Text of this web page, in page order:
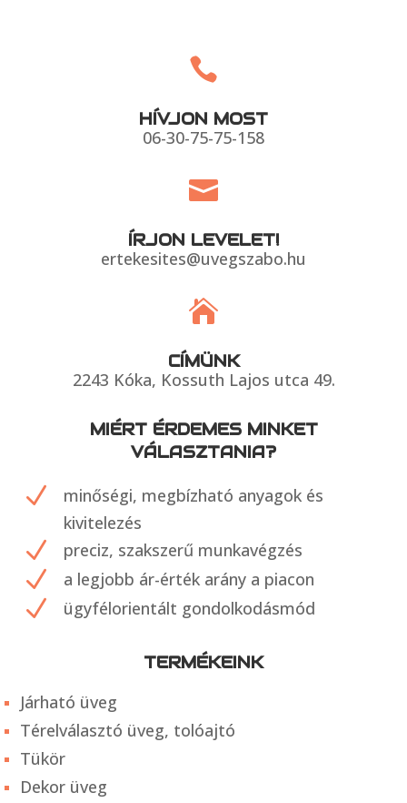

HÍVJON MOST
06-30-75-75-158

ÍRJON LEVELET!
ertekesites@uvegszabo.hu

CÍMÜNK
2243 Kóka, Kossuth Lajos utca 49.
MIÉRT ÉRDEMES MINKET
VÁLASZTANIA?
N
minőségi, megbízható anyagok és
kivitelezés
N preciz, szakszerű munkavégzés
N a legjobb ár-érték arány a piacon
N ügyfélorientált gondolkodásmód
TERMÉKEINK
Járható üveg
Térelválasztó üveg, tolóajtó
Tükör
Dekor üveg